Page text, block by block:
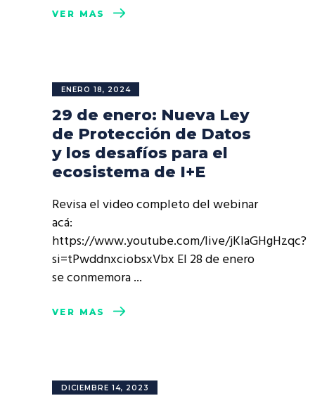
VER MÁS
ENERO 18, 2024
29 de enero: Nueva Ley
de Protección de Datos
y los desafíos para el
ecosistema de I+E
Revisa el video completo del webinar
acá:
https://www.youtube.com/live/jKlaGHgHzqc?
si=tPwddnxciobsxVbx El 28 de enero
se conmemora
VER MÁS
DICIEMBRE 14, 2023